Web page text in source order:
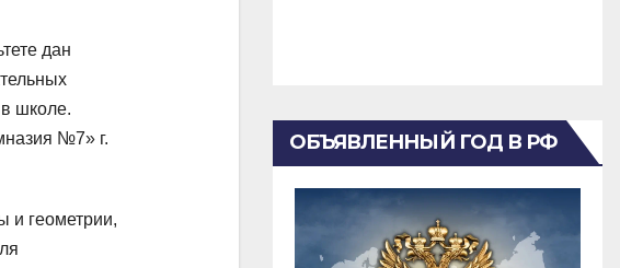
дан
школе.
№7» г.
и геометрии,
ОБЪЯВЛЕННЫЙ ГОД В РФ